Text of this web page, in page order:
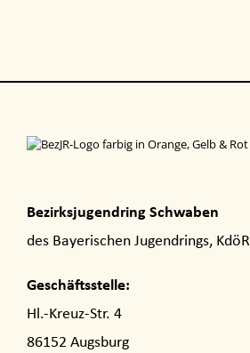
Bezirksjugendring Schwaben
des Bayerischen Jugendrings, KdöR
Geschäftsstelle:
Hl.-Kreuz-Str. 4
86152 Augsburg